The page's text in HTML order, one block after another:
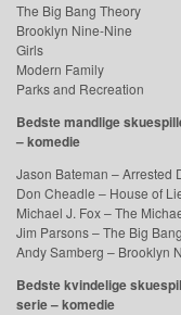
The Big Bang Theory
Brooklyn Nine-Nine
Girls
Modern Family
Parks and Recreation
Bedste mandlige
– komedie
Jason Bateman – Arrested
Don Cheadle – House of
Michael J. Fox – The
Jim Parsons – The Big
Andy Samberg – Brooklyn
Bedste kvindelige
serie – komedie